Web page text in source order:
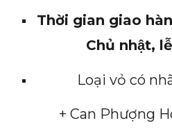
Thời gian giao
Chủ nhật,
Loại vỏ có
+ Can Phượng